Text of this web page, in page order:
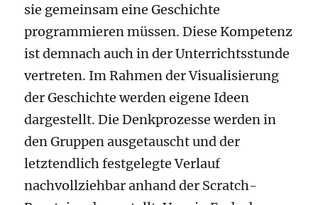
sie gemeinsam eine Geschichte
programmieren müssen. Diese Kompetenz
ist demnach auch in der Unterrichtsstunde
vertreten. Im Rahmen der Visualisierung
der Geschichte werden eigene Ideen
dargestellt. Die Denkprozesse werden in
den Gruppen ausgetauscht und der
letztendlich festgelegte Verlauf
nachvollziehbar anhand der Scratch-